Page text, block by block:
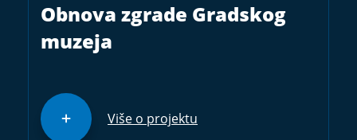
Obnova zgrade Gradskog
muzeja
Više o projektu